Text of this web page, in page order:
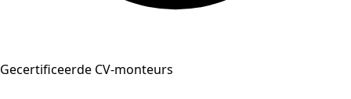
Gecertificeerde CV-monteurs